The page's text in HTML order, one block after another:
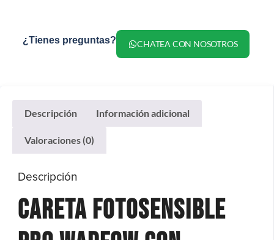
¿Tienes preguntas? CHATEA CON NOSOTROS
Descripción Información adicional
Valoraciones (0)
Descripción
Careta Fotosensible